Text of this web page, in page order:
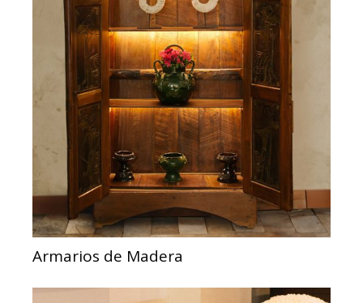
Armarios de Madera